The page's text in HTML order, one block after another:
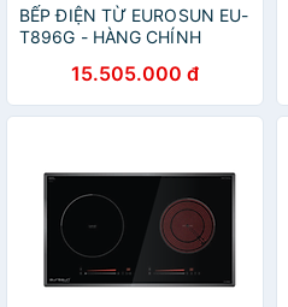
BẾP ĐIỆN TỪ EUROSUN EU-
T896G - HÀNG CHÍNH
15.505.000 đ